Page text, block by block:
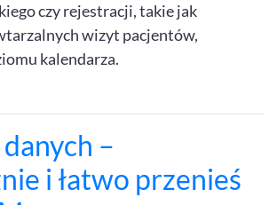
czy rejestracji, takie jak
wizyt pacjentów,
kalendarza.
–
i łatwo przenieś